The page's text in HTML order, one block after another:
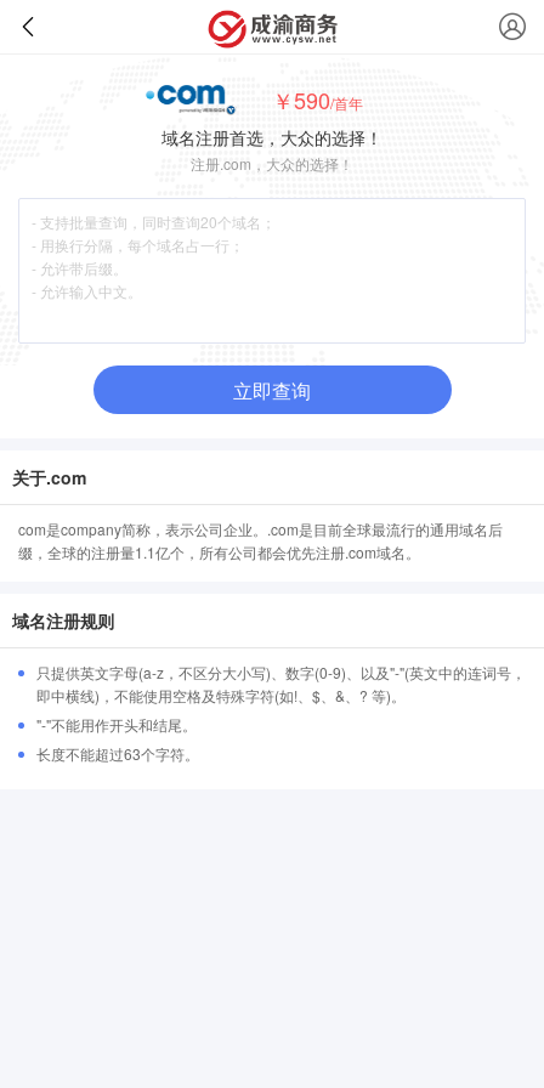
￥590/首年
域名注册首选，大众的选择！
注册.com，大众的选择！
立即查询
关于.com
com是company简称，表示公司企业。.com是目前全球最流行的通用域名后
缀，全球的注册量1.1亿个，所有公司都会优先注册.com域名。
域名注册规则
只提供英文字母(a-z，不区分大小写)、数字(0-9)、以及"-"(英文中的连词号，
即中横线)，不能使用空格及特殊字符(如!、$、&、? 等)。
"-"不能用作开头和结尾。
长度不能超过63个字符。